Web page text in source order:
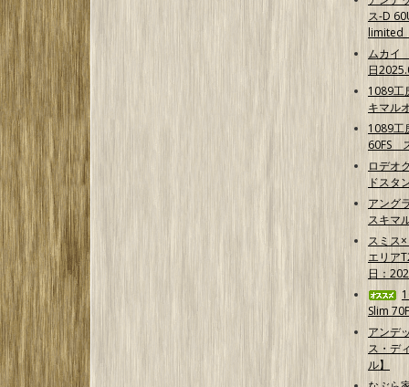
ス-D
limited
ムカイ
日
1089
キマル
1089
60FS
ロデオ
ドスタ
アング
スキマ
スミス
エリア
日：
Slim
アンデ
ス・デ
ル】